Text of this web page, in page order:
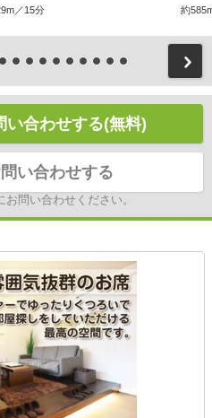
／15分 約
い合わせする(無料)
い合わせする
問い合わせください。